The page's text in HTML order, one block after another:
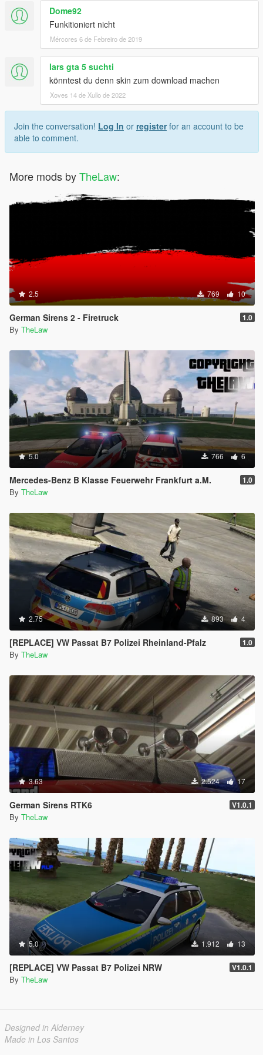
Dome92
Funkitioniert nicht
Mércores 6 de Febreiro de 2019
lars gta 5 suchti
könntest du denn skin zum download machen
Xoves 14 de Xullo de 2022
Join the conversation! Log In or registerfor an account to be
able to comment.
More mods byTheLaw:
2.5 769 10
German Sirens 2 - Firetruck 1.0
By TheLaw
5.0 766 6
Mercedes-Benz B Klasse Feuerwehr Frankfurt a.M. 1.0
By TheLaw
2.75 893 4
[REPLACE] VW Passat B7 Polizei Rheinland-Pfalz 1.0
By TheLaw
3.63 2.524 17
German Sirens RTK6 V1.0.1
By TheLaw
5.0 1.912 13
[REPLACE] VW Passat B7 Polizei NRW V1.0.1
By TheLaw
Designed in Alderney
Made in Los Santos